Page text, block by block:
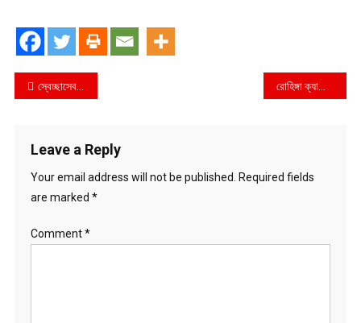
Post
স্বেচ্ছাসেবক লীগের ভারপ্রাপ্ত সভাপতি ম. রাজ্জাক রোহিঙ্গা ক্যাম্পে জঙ্গি বিরোধী সাঁড়াশি অভিযানঃ র‌্যাবের সাথে গোলাগুলি
Leave a Reply
Your email address will not be published. Required fields
are marked *
Comment*